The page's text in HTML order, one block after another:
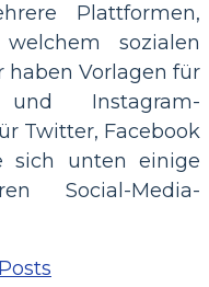
Plattformen,
sozialen
haben Vorlagen für
und Instagram-
Twitter, Facebook
sich unten einige
Social-Media-